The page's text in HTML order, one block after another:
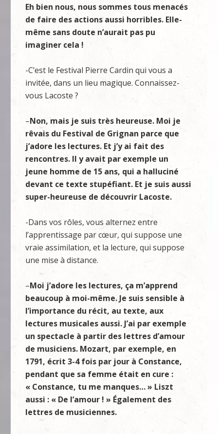
Eh bien nous, nous sommes tous menacés
de faire des actions aussi horribles. Elle-
même sans doute n’aurait pas pu
imaginer cela !
-C’est le Festival Pierre Cardin qui vous a
invitée, dans un lieu magique. Connaissez-
vous Lacoste ?
–Non, mais je suis très heureuse. Moi je
rêvais du Festival de Grignan parce que
j’adore les lectures. Et j’y ai fait des
rencontres. Il y avait par exemple un
jeune homme de 15 ans, qui a halluciné
devant ce texte stupéfiant. Et je suis aussi
super-heureuse de découvrir Lacoste.
-Dans vos rôles, vous alternez entre
l’apprentissage par cœur, qui suppose une
vraie assimilation, et la lecture, qui suppose
une mise à distance.
–Moi j’adore les lectures, ça m’apprend
beaucoup à moi-même. Je suis sensible à
l’importance du récit, au texte, aux
lectures musicales aussi. J’ai par exemple
un spectacle à partir des lettres d’amour
de musiciens. Mozart, par exemple, en
1791, écrit 3-4 fois par jour à Constance,
pendant que sa femme était en cure :
« Constance, tu me manques… » Liszt
aussi : « De l’amour ! » Également des
lettres de musiciennes.